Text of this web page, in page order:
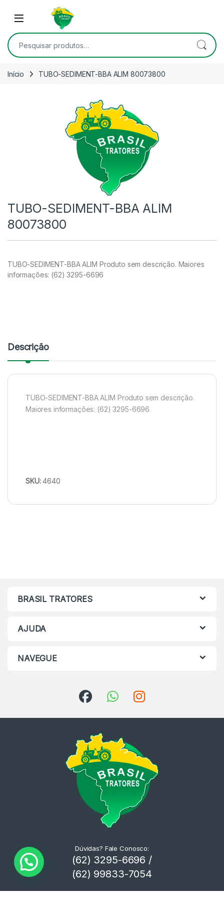
Skip to navigation
Open
Pesquisar por:
Início TUBO-SEDIMENT-BBA ALIM 80073800
TUBO-SEDIMENT-BBA ALIM
80073800
TUBO-SEDIMENT-BBA ALIM Produto sem descrição. Maiores
informações: (62) 3295-6696
Descrição
TUBO-SEDIMENT-BBA ALIM Produto sem descrição.
Maiores informações: (62) 3295-6696
SKU:4640
BRASIL TRATORES
AJUDA
NAVEGUE
Dúvidas? Fale Conosco:
(62) 3295-6696 /
(62) 99833-7054